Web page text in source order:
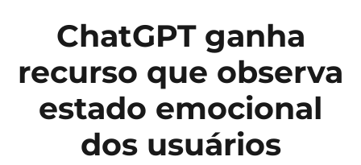
ChatGPT ganha
recurso que observa
estado emocional
dos usuários